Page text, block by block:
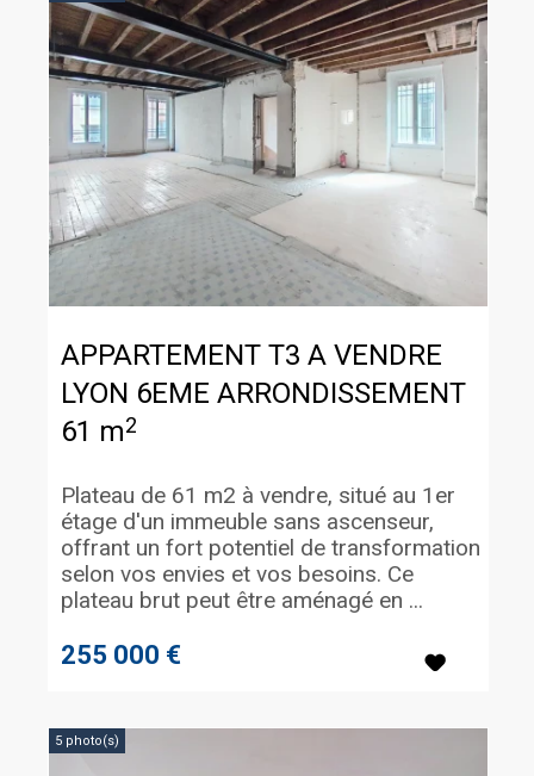
APPARTEMENT T3 A VENDRE
LYON 6EME ARRONDISSEMENT
61 m2
255 000 €
Plateau de 61 m2 à vendre, situé au 1er
étage d'un immeuble sans ascenseur,
offrant un fort potentiel de transformation
selon vos envies et vos besoins. Ce
plateau brut peut être aménagé en ...
5 photo(s)